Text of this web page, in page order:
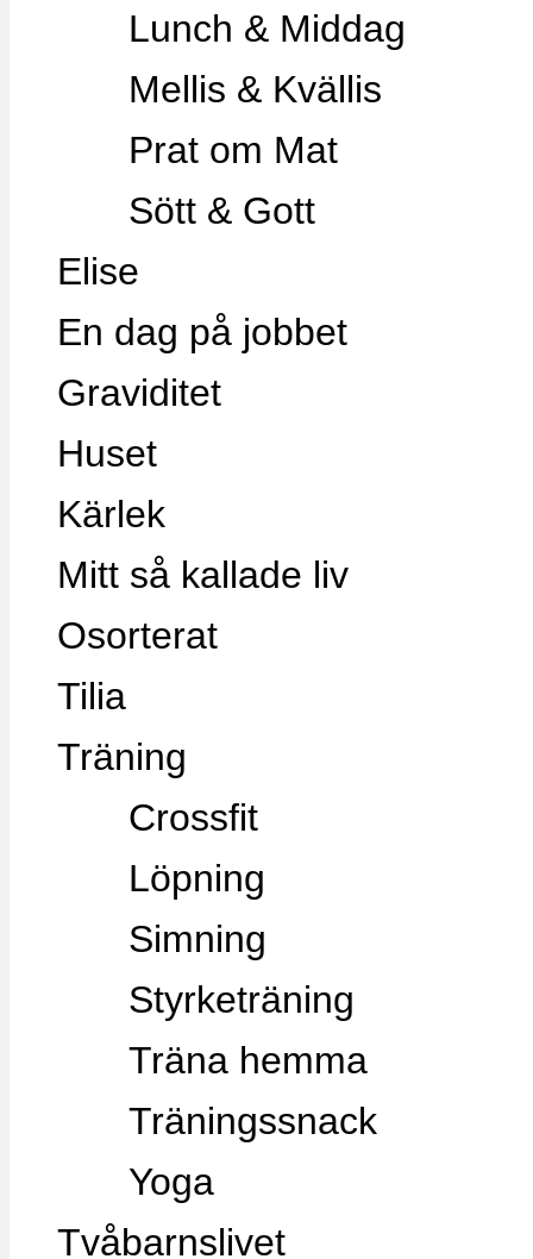
Lunch & Middag
Mellis & Kvällis
Prat om Mat
Sött & Gott
Elise
En dag på jobbet
Graviditet
Huset
Kärlek
Mitt så kallade liv
Osorterat
Tilia
Träning
Crossfit
Löpning
Simning
Styrketräning
Träna hemma
Träningssnack
Yoga
Tvåbarnslivet